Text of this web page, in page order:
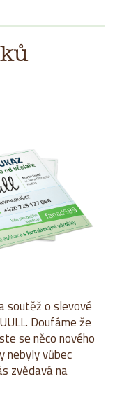
soutěž o slevové
Doufáme že
se něco nového
nebyly vůbec
zvědavá na